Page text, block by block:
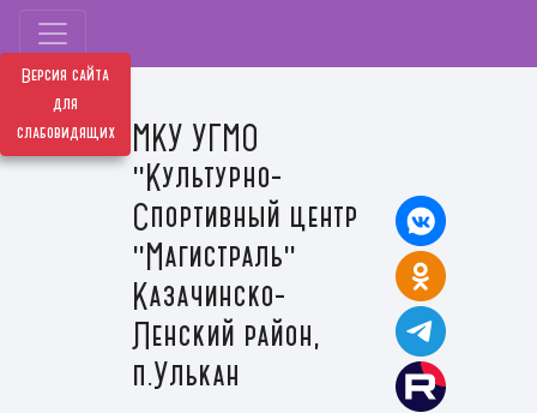
Версия сайта
для
слабовидящих
МКУ УГМО
"Культурно-
Спортивный центр
"Магистраль"
Казачинско-
Ленский район,
п.Улькан